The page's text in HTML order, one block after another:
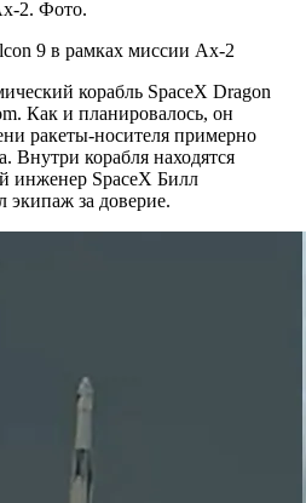
9 в рамках миссии Ax-2
корабль SpaceX Dragon
Как и планировалось, он
ракеты-носителя примерно
Внутри корабля находятся
инженер SpaceX Билл
экипаж за доверие.